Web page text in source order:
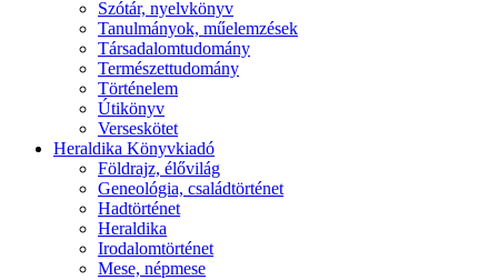
Szótár, nyelvkönyv
Tanulmányok, műelemzések
Társadalomtudomány
Természettudomány
Történelem
Útikönyv
Verseskötet
Heraldika Könyvkiadó
Földrajz, élővilág
Geneológia, családtörténet
Hadtörténet
Heraldika
Irodalomtörténet
Mese, népmese